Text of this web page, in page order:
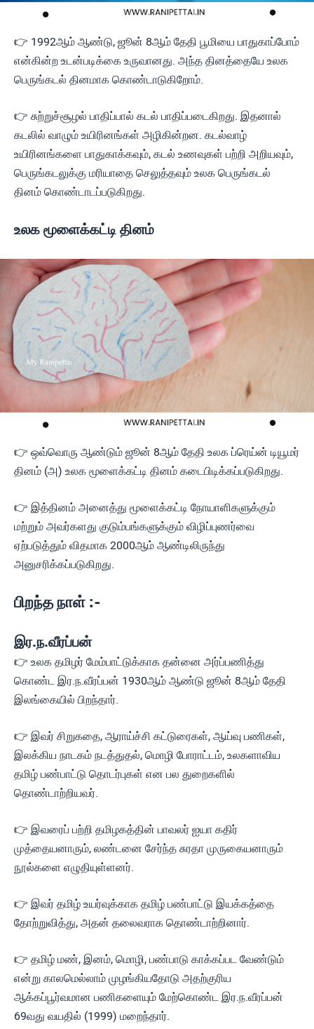
👉 1992ஆம் ஆண்டு, ஜூன் 8ஆம் தேதி பூமியை பாதுகாப்போம்
என்கின்ற உடன்படிக்கை உருவானது. அந்த தினத்தையே உலக
பெருங்கடல் தினமாக கொண்டாடுகிறோம்.
👉 சுற்றுச்சூழல் பாதிப்பால் கடல் பாதிப்படைகிறது. இதனால்
கடலில் வாழும் உயிரினங்கள் அழிகின்றன. கடல்வாழ்
உயிரினங்களை பாதுகாக்கவும், கடல் உணவுகள் பற்றி அறியவும்,
பெருங்கடலுக்கு மரியாதை செலுத்தவும் உலக பெருங்கடல்
தினம் கொண்டாடப்படுகிறது.
உலக மூளைக்கட்டி தினம்
👉 ஒவ்வொரு ஆண்டும் ஜூன் 8ஆம் தேதி உலக ப்ரெய்ன் டியூமர்
தினம் (அ) உலக மூளைக்கட்டி தினம் கடைபிடிக்கப்படுகிறது.
👉 இத்தினம் அனைத்து மூளைக்கட்டி நோயாளிகளுக்கும்
மற்றும் அவர்களது குடும்பங்களுக்கும் விழிப்புணர்வை
ஏற்படுத்தும் விதமாக 2000ஆம் ஆண்டிலிருந்து
அனுசரிக்கப்படுகிறது.
பிறந்த நாள் :-
இர.ந.வீரப்பன்
👉 உலக தமிழர் மேம்பாட்டுக்காக தன்னை அர்ப்பணித்து
கொண்ட இர.ந.வீரப்பன் 1930ஆம் ஆண்டு ஜூன் 8ஆம் தேதி
இலங்கையில் பிறந்தார்.
👉 இவர் சிறுகதை, ஆராய்ச்சி கட்டுரைகள், ஆய்வு பணிகள்,
இலக்கிய நாடகம் நடத்துதல், மொழி போராட்டம், உலகளாவிய
தமிழ் பண்பாட்டு தொடர்புகள் என பல துறைகளில்
தொண்டாற்றியவர்.
👉 இவரைப் பற்றி தமிழகத்தின் பாவலர் ஐயா கதிர்
முத்தையனாரும், லண்டனை சேர்ந்த சுரதா முருகையனாரும்
நூல்களை எழுதியுள்ளனர்.
👉 இவர் தமிழ் உயர்வுக்காக தமிழ் பண்பாட்டு இயக்கத்தை
தோற்றுவித்து, அதன் தலைவராக தொண்டாற்றினார்.
👉 தமிழ் மண், இனம், மொழி, பண்பாடு காக்கப்பட வேண்டும்
என்று காலமெல்லாம் முழங்கியதோடு அதற்குரிய
ஆக்கப்பூர்வமான பணிகளையும் மேற்கொண்ட இர.ந.வீரப்பன்
69வது வயதில் (1999) மறைந்தார்.